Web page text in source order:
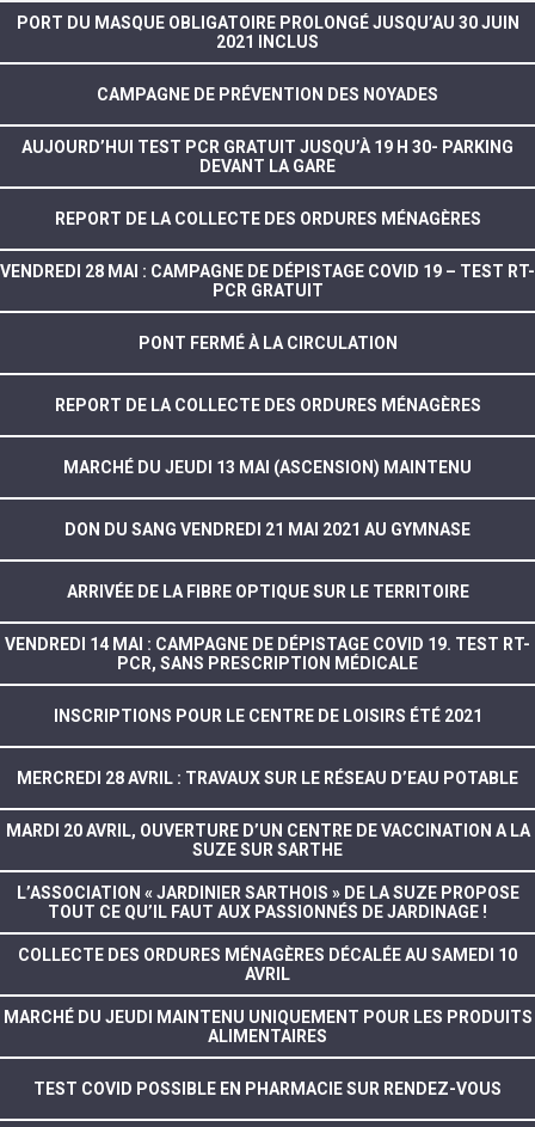
PORT DU MASQUE OBLIGATOIRE PROLONGÉ JUSQU’AU 30 JUIN
2021 INCLUS
CAMPAGNE DE PRÉVENTION DES NOYADES
AUJOURD’HUI TEST PCR GRATUIT JUSQU’À 19 H 30- PARKING
DEVANT LA GARE
REPORT DE LA COLLECTE DES ORDURES MÉNAGÈRES
VENDREDI 28 MAI : CAMPAGNE DE DÉPISTAGE COVID 19 – TEST RT-
PCR GRATUIT
PONT FERMÉ À LA CIRCULATION
REPORT DE LA COLLECTE DES ORDURES MÉNAGÈRES
MARCHÉ DU JEUDI 13 MAI (ASCENSION) MAINTENU
DON DU SANG VENDREDI 21 MAI 2021 AU GYMNASE
ARRIVÉE DE LA FIBRE OPTIQUE SUR LE TERRITOIRE
VENDREDI 14 MAI : CAMPAGNE DE DÉPISTAGE COVID 19. TEST RT-
PCR, SANS PRESCRIPTION MÉDICALE
INSCRIPTIONS POUR LE CENTRE DE LOISIRS ÉTÉ 2021
MERCREDI 28 AVRIL : TRAVAUX SUR LE RÉSEAU D’EAU POTABLE
MARDI 20 AVRIL, OUVERTURE D’UN CENTRE DE VACCINATION A LA
SUZE SUR SARTHE
L’ASSOCIATION « JARDINIER SARTHOIS » DE LA SUZE PROPOSE
TOUT CE QU’IL FAUT AUX PASSIONNÉS DE JARDINAGE !
COLLECTE DES ORDURES MÉNAGÈRES DÉCALÉE AU SAMEDI 10
AVRIL
MARCHÉ DU JEUDI MAINTENU UNIQUEMENT POUR LES PRODUITS
ALIMENTAIRES
TEST COVID POSSIBLE EN PHARMACIE SUR RENDEZ-VOUS